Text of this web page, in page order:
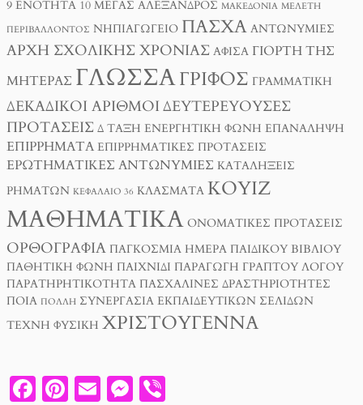
9 ΕΝΌΤΗΤΑ 10 ΜΈΓΑΣ ΑΛΈΞΑΝΔΡΟΣ ΜΑΚΕΔΟΝΊΑ ΜΕΛΈΤΗ
ΠΕΡΙΒΆΛΛΟΝΤΟΣ ΝΗΠΙΑΓΩΓΕΊΟ ΠΆΣΧΑ ΑΝΤΩΝΥΜΊΕΣ
ΑΡΧΉ ΣΧΟΛΙΚΉΣ ΧΡΟΝΙΆΣ ΑΦΊΣΑ ΓΙΟΡΤΉ ΤΗΣ
ΜΗΤΈΡΑΣ ΓΛΏΣΣΑΓΡΊΦΟΣ ΓΡΑΜΜΑΤΙΚΉ
ΔΕΚΑΔΙΚΟΊ ΑΡΙΘΜΟΊ ΔΕΥΤΕΡΕΎΟΥΣΕΣ
ΠΡΟΤΆΣΕΙΣ Δ ΤΑΞΗ ΕΝΕΡΓΗΤΙΚΉ ΦΩΝΉ ΕΠΑΝΆΛΗΨΗ
ΕΠΙΡΡΉΜΑΤΑ ΕΠΙΡΡΗΜΑΤΙΚΈΣ ΠΡΟΤΆΣΕΙΣ
ΕΡΩΤΗΜΑΤΙΚΈΣ ΑΝΤΩΝΥΜΊΕΣ ΚΑΤΑΛΉΞΕΙΣ
ΡΗΜΆΤΩΝ ΚΕΦΆΛΑΙΟ 36 ΚΛΆΣΜΑΤΑ ΚΟΥΊΖ
ΜΑΘΗΜΑΤΙΚΆ ΟΝΟΜΑΤΙΚΈΣ ΠΡΟΤΆΣΕΙΣ
ΟΡΘΟΓΡΑΦΊΑ ΠΑΓΚΌΣΜΙΑ ΗΜΈΡΑ ΠΑΙΔΙΚΟΎ ΒΙΒΛΊΟΥ
ΠΑΘΗΤΙΚΉ ΦΩΝΉ ΠΑΙΧΝΊΔΙ ΠΑΡΑΓΩΓΉ ΓΡΑΠΤΟΎ ΛΌΓΟΥ
ΠΑΡΑΤΗΡΗΤΙΚΌΤΗΤΑ ΠΑΣΧΑΛΙΝΈΣ ΔΡΑΣΤΗΡΙΌΤΗΤΕΣ
ΠΟΙΑ ΠΟΛΛΉ ΣΥΝΕΡΓΑΣΊΑ ΕΚΠΑΙΔΕΥΤΙΚΏΝ ΣΕΛΊΔΩΝ
ΤΈΧΝΗ ΦΥΣΙΚΉ ΧΡΙΣΤΟΎΓΕΝΝΑ
F PI E M